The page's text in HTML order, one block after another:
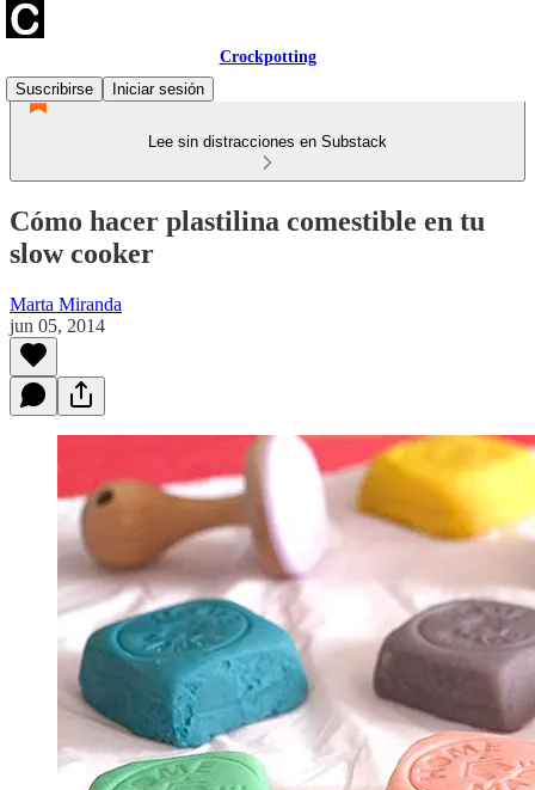
Crockpotting
Suscribirse
Iniciar sesión
Lee sin distracciones en Substack
Cómo hacer plastilina comestible en tu
slow cooker
Marta Miranda
jun 05, 2014